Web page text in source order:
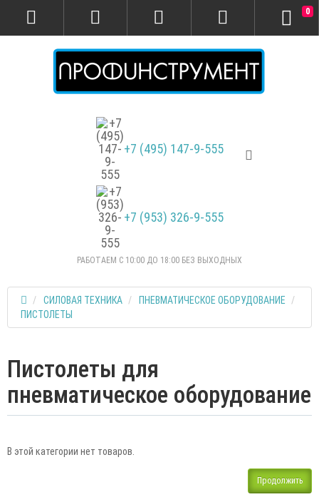
+7 (495) 147-9-555
+7 (953) 326-9-555
РАБОТАЕМ С 10:00 ДО 18:00 БЕЗ ВЫХОДНЫХ
0
СИЛОВАЯ ТЕХНИКА
ПНЕВМАТИЧЕСКОЕ ОБОРУДОВАНИЕ
ПИСТОЛЕТЫ
Пистолеты для
пневматическое оборудование
В этой категории нет товаров.
Продолжить